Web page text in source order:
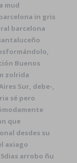
mud
in gris
barcelona
Buenos
zolrida
Sur, debe-,
sé pero
que
desdes su
axiago
arrobo ñu